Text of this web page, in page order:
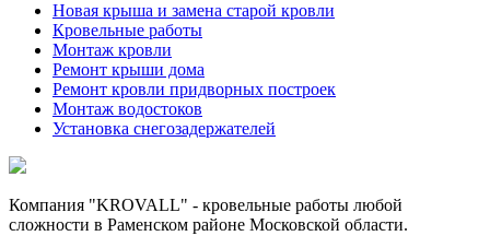
Новая крыша и замена старой кровли
Кровельные работы
Монтаж кровли
Ремонт крыши дома
Ремонт кровли придворных построек
Монтаж водостоков
Установка снегозадержателей
Компания "KROVALL" - кровельные работы любой
сложности в Раменском районе Московской области.